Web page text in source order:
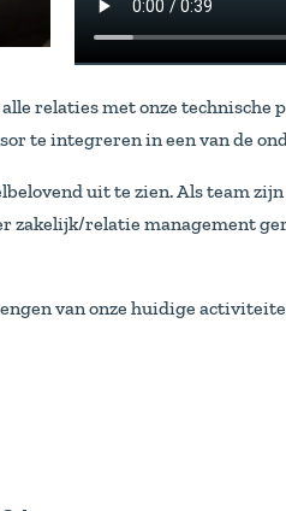
relaties met onze
te integreren in een van de
uit te zien. Als team
zakelijk/relatie management
van onze huidige